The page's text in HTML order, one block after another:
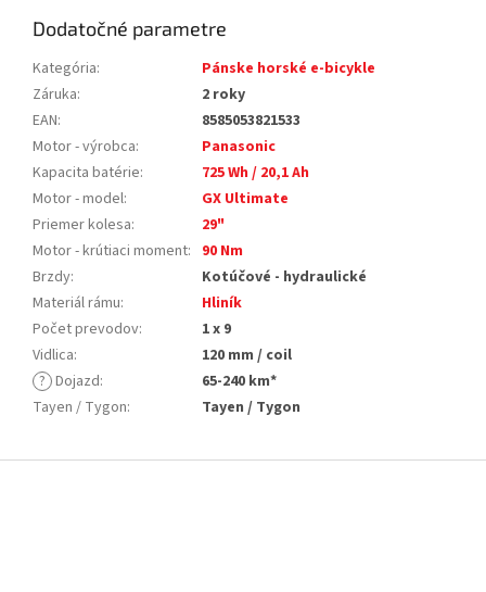
Dodatočné parametre
Kategória:
Pánske horské e-bicykle
Záruka:
2 roky
EAN:
8585053821533
Motor - výrobca:
Panasonic
Kapacita batérie:
725 Wh / 20,1 Ah
Motor - model:
GX Ultimate
Priemer kolesa:
29"
Motor - krútiaci moment: 90 Nm
Brzdy:
Kotúčové - hydraulické
Materiál rámu:
Hliník
Počet prevodov:
1 x 9
Vidlica:
120 mm / coil
? Dojazd:
65-240 km*
Tayen / Tygon: Tayen / Tygon